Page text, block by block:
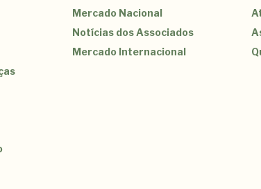
Mercado Nacional
Notícias dos Associados
Mercado Internacional